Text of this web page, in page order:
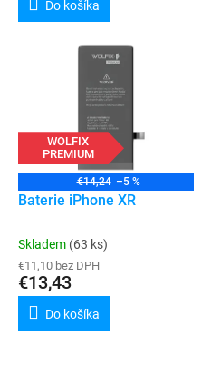
Do košíka
WOLFIX
PREMIUM
€14,24 –5 %
Baterie iPhone XR
Skladem (63 ks)
€11,10 bez DPH
€13,43
Do košíka